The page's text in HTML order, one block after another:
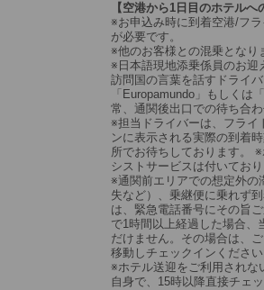
【空港から1日目のホテルへ
※お申込み時に到着空港/フ
が必要です。
※他のお客様との混乗となり
※日本語現地添乗係員のお迎
訪問国の言葉を話すドライ
「Europamundo」もしくは
常、通関後出口での待ち合わ
※担当ドライバーは、フライ
ンに表示される実際の到着
所でお待ちしております。
シストサービスは付いており
※通関前エリアでの想定外の
失など）、乗継便に乗れず
は、緊急電話番号にその旨
で1時間以上経過した場合、
だけません。その場合は、
移動しチェックインください
※ホテル送迎をご利用されな
自身で、15時以降直接チェ